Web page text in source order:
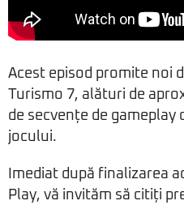
Acest episod promite noi
Turismo 7, alături de
de secvențe de gameplay
jocului.
Imediat după finalizarea
Play, vă invităm să citiți